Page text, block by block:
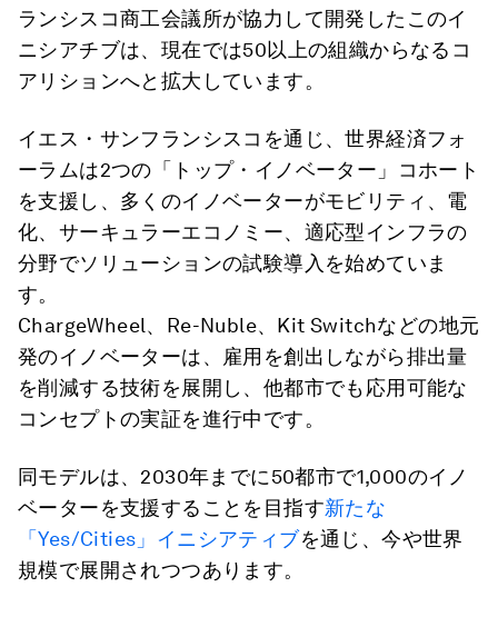
ランシスコ商工会議所が協力して開発したこのイ
ニシアチブは、現在では50以上の組織からなるコ
アリションへと拡大しています。
イエス・サンフランシスコを通じ、世界経済フォ
ーラムは2つの「トップ・イノベーター」コホート
を支援し、多くのイノベーターがモビリティ、電
化、サーキュラーエコノミー、適応型インフラの
分野でソリューションの試験導入を始めていま
す。
ChargeWheel、Re-Nuble、Kit Switchなどの地元
発のイノベーターは、雇用を創出しながら排出量
を削減する技術を展開し、他都市でも応用可能な
コンセプトの実証を進行中です。
同モデルは、2030年までに50都市で1,000のイノ
ベーターを支援することを目指す新たな
「Yes/Cities」イニシアティブを通じ、今や世界
規模で展開されつつあります。